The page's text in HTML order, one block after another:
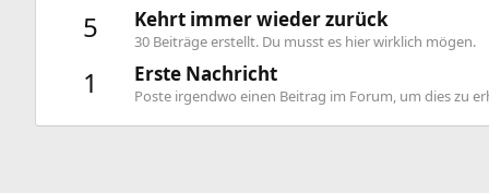
5 Kehrt immer wieder zurück
30 Beiträge erstellt. Du musst es hier wirklich mögen.
1 Erste Nachricht
Poste irgendwo einen Beitrag im Forum, um dies zu